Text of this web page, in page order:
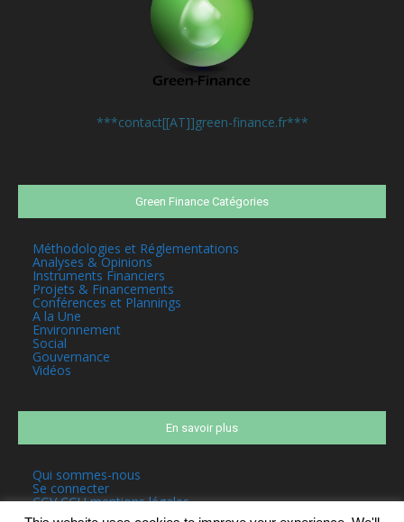
***contact[[AT]]green-finance.fr***
Green Finance Catégories
Méthodologies et Réglementations
Analyses & Opinions
Instruments Financiers
Projets & Financements
Conférences et Plannings
A la Une
Environnement
Social
Gouvernance
Vidéos
En savoir plus
Qui sommes-nous
Se connecter
CGV CGU mentions légales